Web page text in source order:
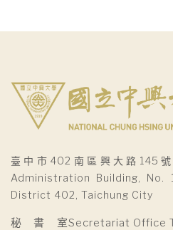
臺中市402南區興大路145
Administration Building, No.
District 402, Taichung City
秘 書 室Secretariat Office